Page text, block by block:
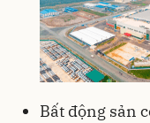
Bất động sản